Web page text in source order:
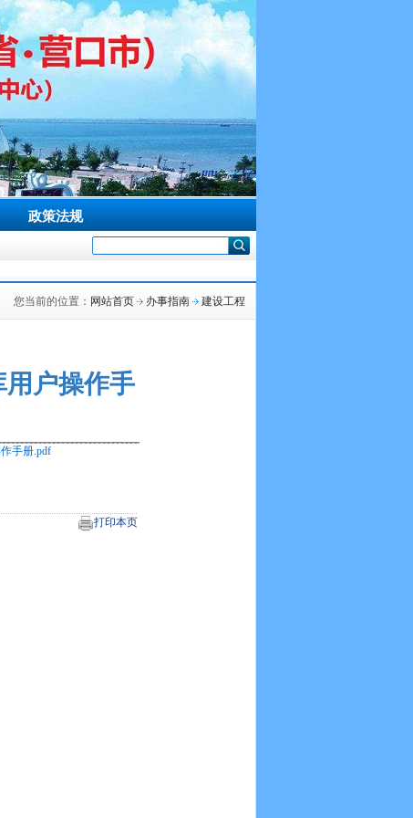
政策法规
您当前的位置： 网站首页 办事指南 建设工程
户操作手
手册.pdf
打印本页